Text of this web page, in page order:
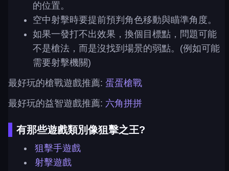
的位置。
空中射擊時要提前預判角色移動與瞄準角度。
如果一發打不出效果，換個目標點，問題可能
不是槍法，而是沒找到場景的弱點。(例如可能
需要射擊機關)
最好玩的槍戰遊戲推薦: 蛋蛋槍戰
最好玩的益智遊戲推薦: 六角拼拼
有那些遊戲類別像狙擊之王?
狙擊手遊戲
射擊遊戲